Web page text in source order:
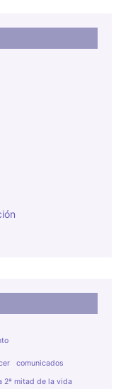
comunicados
2ª mitad de la vida